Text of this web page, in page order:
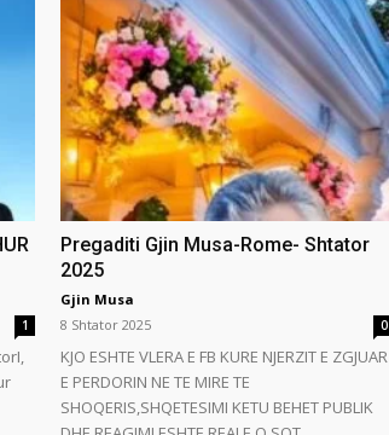
1
Pregaditi Gjin Musa-Rome- Shtator
2025
Gjin Musa
8 Shtator 2025
0
KJO ESHTE VLERA E FB KURE NJERZIT E ZGJUAR
E PERDORIN NE TE MIRE TE
SHOQERIS,SHQETESIMI KETU BEHET PUBLIK